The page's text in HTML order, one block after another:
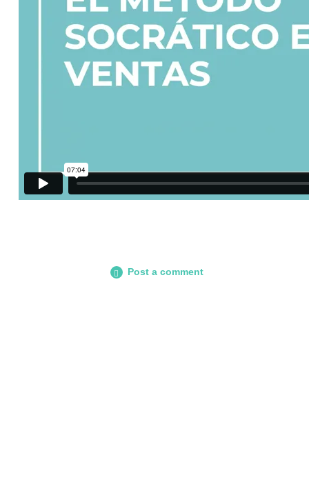
Post a comment